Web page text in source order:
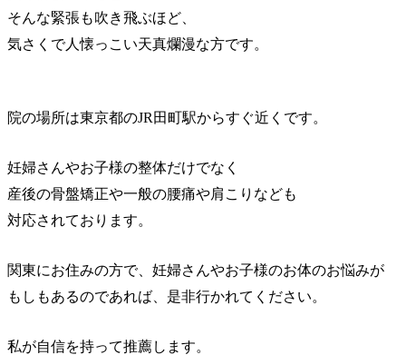
そんな緊張も吹き飛ぶほど、
気さくで人懐っこい天真爛漫な方です。
院の場所は東京都のJR田町駅からすぐ近くです。
妊婦さんやお子様の整体だけでなく
産後の骨盤矯正や一般の腰痛や肩こりなども
対応されております。
関東にお住みの方で、妊婦さんやお子様のお体のお悩みが
もしもあるのであれば、是非行かれてください。
私が自信を持って推薦します。